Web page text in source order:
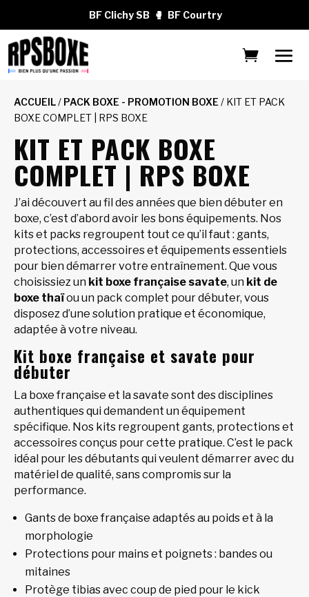
BF Clichy SB 🥊 BF Courtry
ACCUEIL/ PACK BOXE - PROMOTION BOXE / KIT ET PACK
BOXE COMPLET | RPS BOXE
KIT ET PACK BOXE
COMPLET | RPS BOXE
J’ai découvert au fil des années que bien débuter en
boxe, c’est d’abord avoir les bons équipements. Nos
kits et packs regroupent tout ce qu’il faut : gants,
protections, accessoires et équipements essentiels
pour bien démarrer votre entraînement. Que vous
choisissiez un kit boxe française savate, un kit de
boxe thaïou un pack complet pour débuter, vous
disposez d’une solution pratique et économique,
adaptée à votre niveau.
Kit boxe française et savate pour
débuter
La boxe française et la savate sont des disciplines
authentiques qui demandent un équipement
spécifique. Nos kits regroupent gants, protections et
accessoires conçus pour cette pratique. C’est le pack
idéal pour les débutants qui veulent démarrer avec du
matériel de qualité, sans compromis sur la
performance.
Gants de boxe française adaptés au poids et à la
morphologie
Protections pour mains et poignets : bandes ou
mitaines
Protège tibias avec coup de pied pour le kick